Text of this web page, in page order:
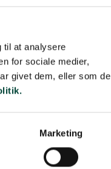
til at analysere
for sociale medier,
givet dem, eller som de
Marketing